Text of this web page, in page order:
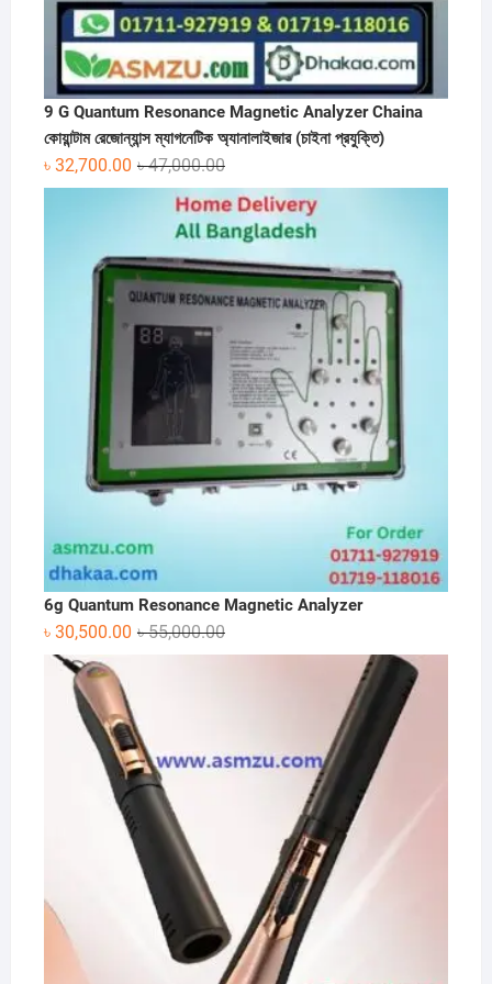
9 G Quantum Resonance Magnetic Analyzer Chaina
কোয়ান্টাম রেজোন্যান্স ম্যাগনেটিক অ্যানালাইজার (চাইনা প্রযুক্তি)
৳47,000.00Original
price
was:
৳ 47,000.00.
৳ 32,700.00
Current
price
is:
৳ 32,700.00.
6g Quantum Resonance Magnetic Analyzer
৳55,000.00Original
price
৳ 30,500.00
Current
price